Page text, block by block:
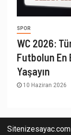
SPOR
WC 2026:
Futbolun En
Yaşayın
10 Haziran 2026
Sitenizesayac.com